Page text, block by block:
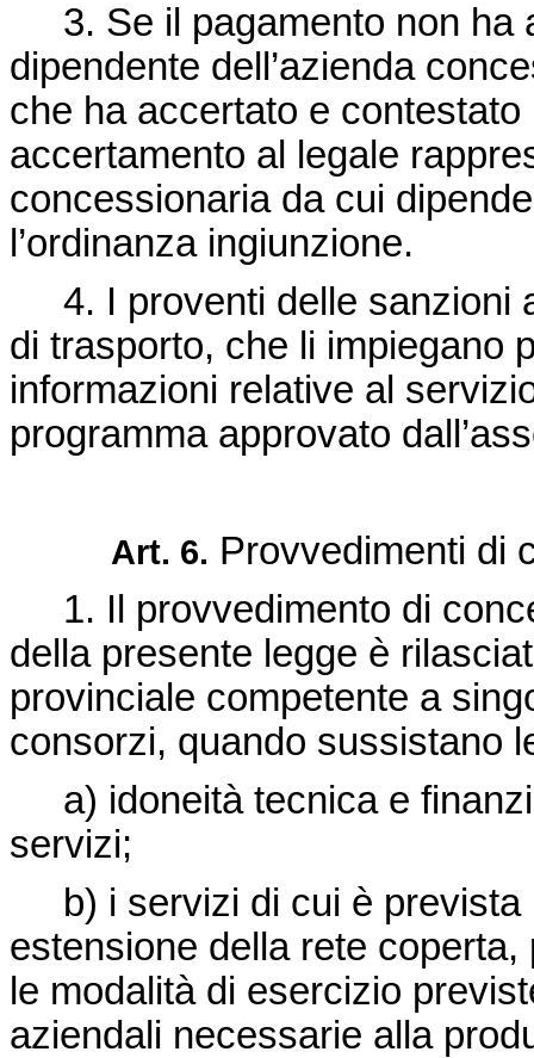
3. Se il pagamento non ha
dipendente dell’azienda
che ha accertato e
accertamento al legale
concessionaria da cui
l’ordinanza ingiunzione.
4. I proventi delle sanzioni
di trasporto, che li impiegano
informazioni relative al
programma approvato
Art. 6. Provvedimenti di
1. Il provvedimento di
della presente legge è
provinciale competente a
consorzi, quando sussistano
a) idoneità tecnica e
servizi;
b) i servizi di cui è prevista
estensione della rete
le modalità di esercizio
aziendali necessarie alla